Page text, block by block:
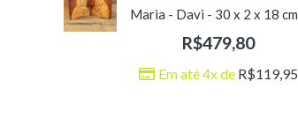
Maria - Davi - 30 x 2 x 18 cm
R$479,80
Em até 4x de R$119,95